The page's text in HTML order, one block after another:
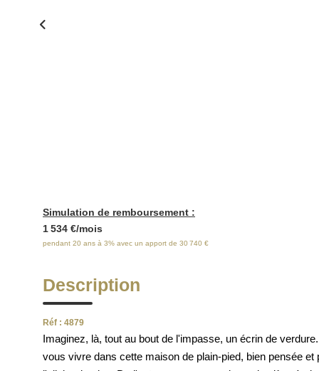
Simulation de remboursement :
1 534 €/mois
pendant 20 ans à 3% avec un apport de 30 740 €
Description
Réf : 4879
Imaginez, là, tout au bout de l'impasse, un écrin de
vous vivre dans cette maison de plain-pied, bien pensée